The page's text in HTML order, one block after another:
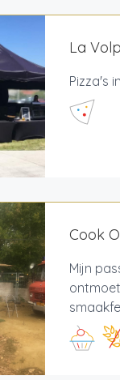
La
Pizza's
Cook
Mijn